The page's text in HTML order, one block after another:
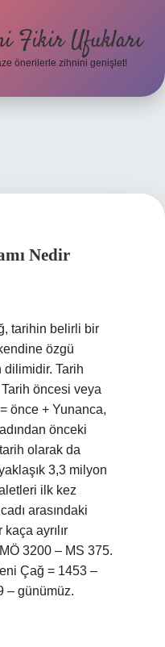
Fikir Ufukları
önerilerle zihnini genişlet!
Nedir
tarihin belirli bir
özgü
Tarih
öncesi veya
önce + Yunanca,
önceki
tarih olarak da
3,3 milyon
ilk kez
arasındaki
ayrılır
3200 – MS 375.
Çağ = 1453 –
– günümüz.